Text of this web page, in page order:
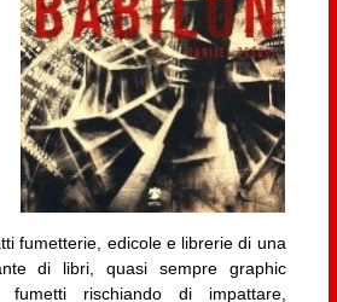
fumetterie, edicole e librerie di una
di libri, quasi sempre graphic
rischiando di impattare,